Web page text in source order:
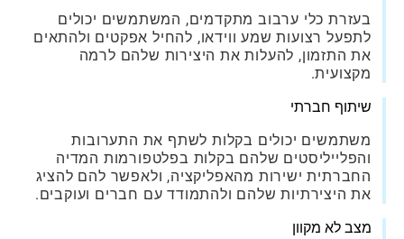
בעזרת כלי ערבוב מתקדמים, המשתמשים יכולים
לתפעל רצועות שמע ווידאו, להחיל אפקטים ולהתאים
את התזמון, להעלות את היצירות שלהם לרמה
מקצועית.
שיתוף חברתי
משתמשים יכולים בקלות לשתף את התערובות
והפלייליסטים שלהם בקלות בפלטפורמות המדיה
החברתית ישירות מהאפליקציה, ולאפשר להם להציג
את היצירתיות שלהם ולהתמודד עם חברים ועוקבים.
מצב לא מקוון